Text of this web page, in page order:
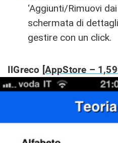
‘Aggiunti/Rimuovi dai
schermata di
gestire con un click.
IlGreco [AppStore –